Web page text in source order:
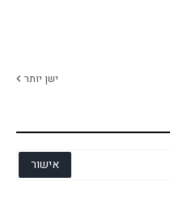
ישן יותר